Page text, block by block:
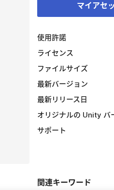
マイアセ
使用許諾
ライセンス
ファイルサイズ
最新バージョン
最新リリース日
オリジナルの Unity バ
サポート
関連キーワード